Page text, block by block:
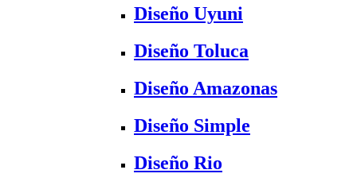
Diseño Uyuni
Diseño Toluca
Diseño Amazonas
Diseño Simple
Diseño Rio